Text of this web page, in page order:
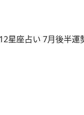
12星座占い 7月後半